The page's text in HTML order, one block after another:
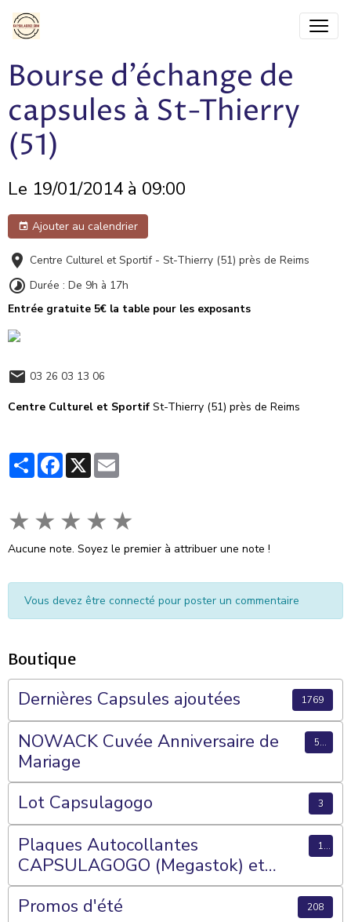
Bourse d'échange de
capsules à St-Thierry
(51)
Le 19/01/2014 à 09:00
Ajouter au calendrier
Centre Culturel et Sportif - St-Thierry (51) près de Reims
Durée : De 9h à 17h
Entrée gratuite 5€ la table pour les exposants
03 26 03 13 06
Centre Culturel et Sportif St-Thierry (51) près de Reims
PartagerFacebook
X
★ ★ ★ ★ ★
Aucune note. Soyez le premier à attribuer une note !
Vous devez être connecté pour poster un commentaire
Boutique
Dernières Capsules ajoutées 1769
NOWACK Cuvée Anniversaire de
Mariage
56
Lot Capsulagogo 3
Plaques Autocollantes
CAPSULAGOGO (Megastok) et
Plateaux 70 Cases
15
Promos d'été 208